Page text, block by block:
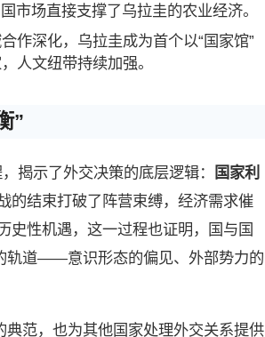
市场直接支撑了乌拉圭的农业经济。
作深化，乌拉圭成为首个以“国家馆”
人文纽带持续加强。
”
揭示了外交决策的底层逻辑：
国家利
的结束打破了阵营束缚，经济需求催
史性机遇，这一过程也证明，国与国
轨道——意识形态的偏见、外部势力的
典范，也为其他国家处理外交关系提供